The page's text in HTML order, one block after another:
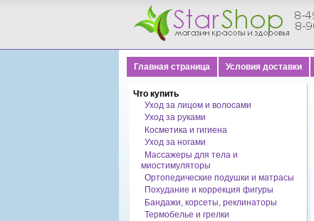
Главная страница Условия доставки
Что купить
Уход за лицом и волосами
Уход за руками
Косметика и гигиена
Уход за ногами
Массажеры для тела и
миостимуляторы
Ортопедические подушки и матрасы
Похудание и коррекция фигуры
Бандажи, корсеты, реклинаторы
Термобелье и грелки